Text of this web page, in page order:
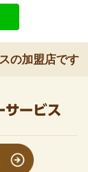
の加盟店です